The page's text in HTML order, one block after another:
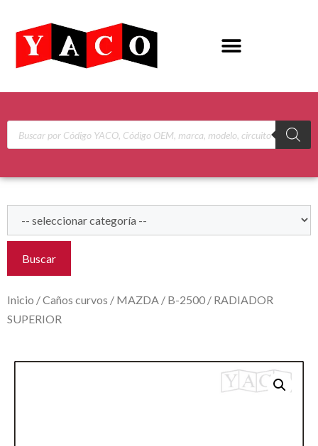
Buscar
Inicio /Caños curvos / MAZDA / B-2500 / RADIADOR
SUPERIOR